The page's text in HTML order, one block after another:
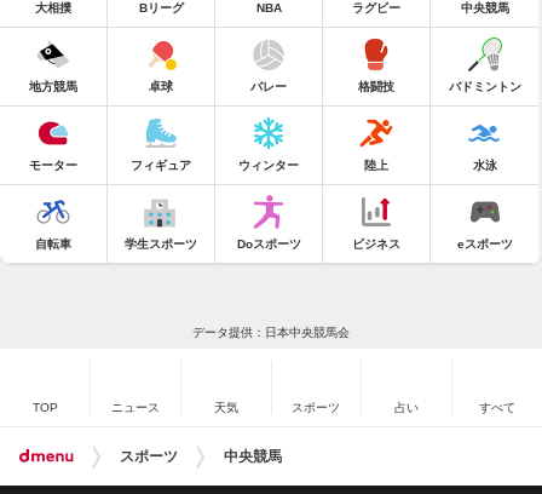
大相撲 Bリーグ NBA ラグビー 中央競馬
地方競馬 卓球 バレー 格闘技 バドミントン
モーター フィギュア ウィンター 陸上 水泳
自転車 学生スポーツ Doスポーツ ビジネス eスポーツ
データ提供：日本中央競馬会
TOP ニュース 天気 スポーツ 占い すべて
スポーツ 中央競馬